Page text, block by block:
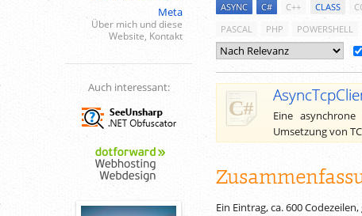
Meta
Über mich und diese
Website, Kontakt
Auch interessant:
ASYNC C# C++ CLASS
PASCAL
PHP POWERSHELL
Eine
Umsetzung von
Ein Eintrag, ca.600